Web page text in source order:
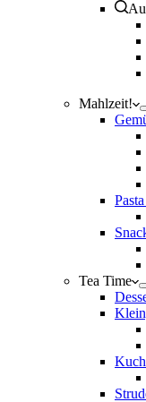
Mahlzeit!
Tea Time